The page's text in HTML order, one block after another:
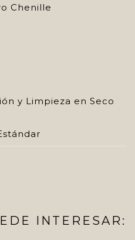
Chenille
y Limpieza en Seco
INTERESAR: